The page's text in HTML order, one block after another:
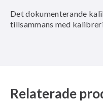
Det dokumenterande
tillsammans med
Relaterade